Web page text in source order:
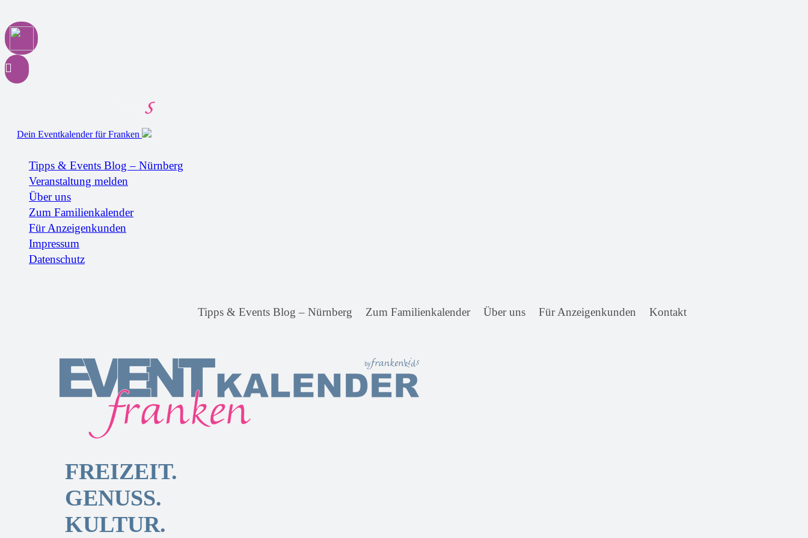
Dein Eventkalender für Franken
Tipps & Events Blog – Nürnberg
Veranstaltung melden
Über uns
Zum Familienkalender
Für Anzeigenkunden
Impressum
Datenschutz
Tipps & Events Blog – Nürnberg Zum Familienkalender Über uns Für Anzeigenkunden Kontakt
FREIZEIT.
GENUSS.
KULTUR.